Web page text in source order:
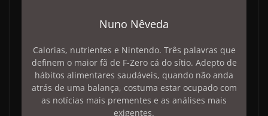
Nuno Nêveda
Calorias, nutrientes e Nintendo. Três palavras que
definem o maior fã de F-Zero cá do sítio. Adepto de
hábitos alimentares saudáveis, quando não anda
atrás de uma balança, costuma estar ocupado com
as notícias mais prementes e as análises mais
exigentes.